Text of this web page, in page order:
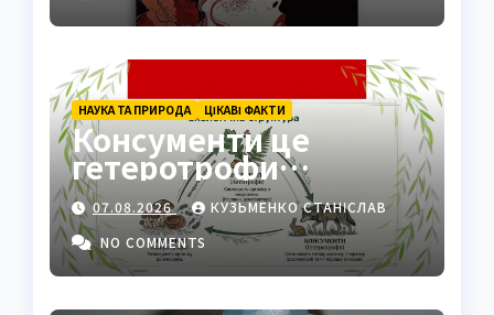
НАУКА ТА ПРИРОДА ЦІКАВІ ФАКТИ
Консументи це
гетеротрофи
екосистеми
07.08.2026
КУЗЬМЕНКО СТАНІСЛАВ
NO COMMENTS